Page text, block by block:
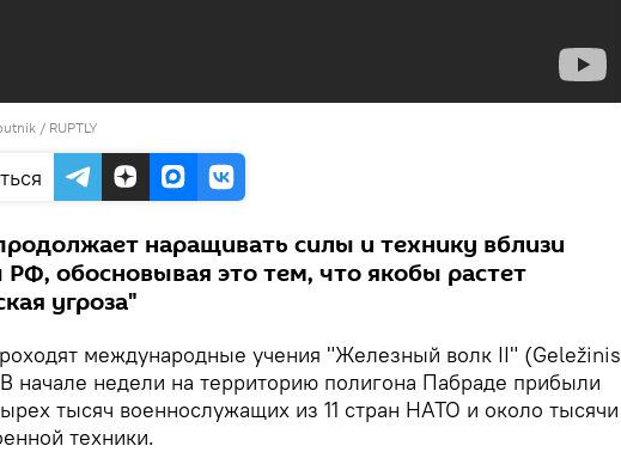
/ RUPTLY
наращивать силы и технику вблизи
РФ, обосновывая это тем, что якобы растет
угроза"
международные учения "Железный волк II" (Geležinis
начале недели на территорию полигона Пабраде прибыли
тысяч военнослужащих из 11 стран НАТО и около тысячи
техники.